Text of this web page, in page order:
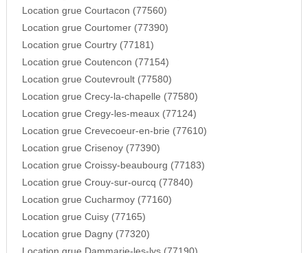
Location grue Courtacon (77560)
Location grue Courtomer (77390)
Location grue Courtry (77181)
Location grue Coutencon (77154)
Location grue Coutevroult (77580)
Location grue Crecy-la-chapelle (77580)
Location grue Cregy-les-meaux (77124)
Location grue Crevecoeur-en-brie (77610)
Location grue Crisenoy (77390)
Location grue Croissy-beaubourg (77183)
Location grue Crouy-sur-ourcq (77840)
Location grue Cucharmoy (77160)
Location grue Cuisy (77165)
Location grue Dagny (77320)